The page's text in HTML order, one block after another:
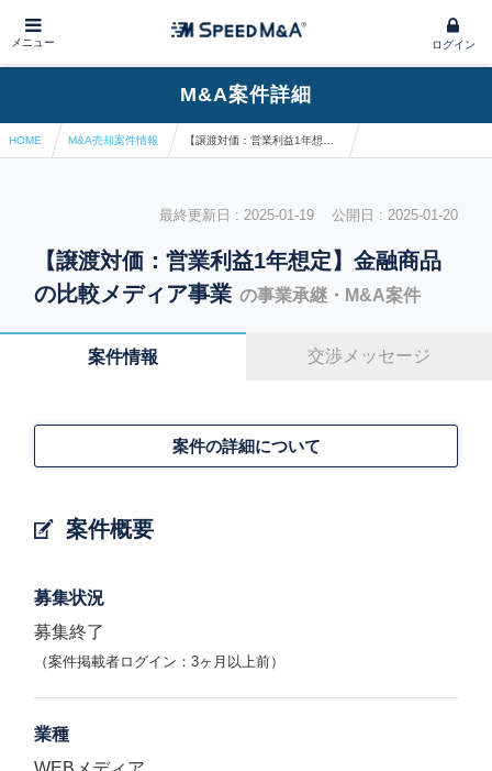
メニュー ログイン
M&A案件詳細
HOME M&A売却案件情報
最終更新日 : 2025-01-19 公開日 : 2025-01-20
【譲渡対価：営業利益1年想定】金融商品
の比較メディア事業 の事業承継・M&A案件
案件情報 交渉メッセージ
案件概要
案件の詳細について
募集状況
募集終了
（案件掲載者ログイン：3ヶ月以上前）
業種